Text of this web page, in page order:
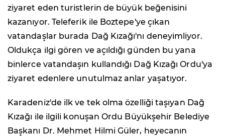
ziyaret eden turistlerin de büyük beğenisini
kazanıyor. Teleferik ile Boztepe'ye çıkan
vatandaşlar burada Dağ Kızağı'nı deneyimliyor.
Oldukça ilgi gören ve açıldığı günden bu yana
binlerce vatandaşın kullandığı Dağ Kızağı Ordu'ya
ziyaret edenlere unutulmaz anlar yaşatıyor.
Karadeniz'de ilk ve tek olma özelliği taşıyan Dağ
Kızağı ile ilgili konuşan Ordu Büyükşehir Belediye
Başkanı Dr. Mehmet Hilmi Güler, heyecanın